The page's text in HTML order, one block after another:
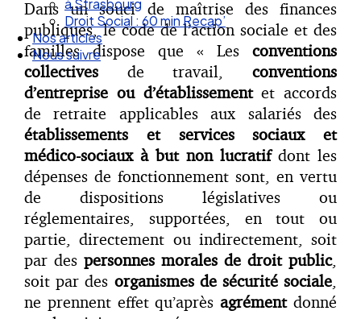
dans les Pyrénées
à Strasbourg
Droit Social : 60 min Recap’
Nos articles
Nous suivre
Dans un souci de maîtrise des finances
publiques, le code de l’action sociale et des
familles dispose que « Les conventions
collectives de travail, conventions
d’entreprise ou d’établissementet accords
de retraite applicables aux salariés des
établissements et services sociaux et
médico-sociaux à but non lucratifdont les
dépenses de fonctionnement sont, en vertu
de dispositions législatives ou
réglementaires, supportées, en tout ou
partie, directement ou indirectement, soit
par des personnes morales de droit public,
soit par des organismes de sécurité sociale,
ne prennent effet qu’aprèsagrémentdonné